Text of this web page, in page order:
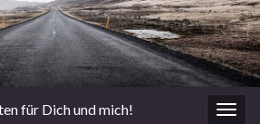
für Dich und mich!